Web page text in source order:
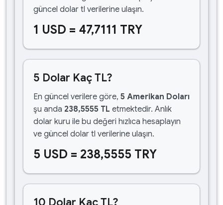
güncel dolar tl verilerine ulaşın.
1 USD = 47,7111 TRY
5 Dolar Kaç TL?
En güncel verilere göre, 5 Amerikan Doları
şu anda 238,5555 TL etmektedir. Anlık
dolar kuru ile bu değeri hızlıca hesaplayın
ve güncel dolar tl verilerine ulaşın.
5 USD = 238,5555 TRY
10 Dolar Kaç TL?